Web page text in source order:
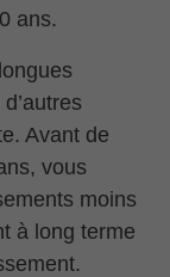
ans.
Avant de
vous
moins
à long terme